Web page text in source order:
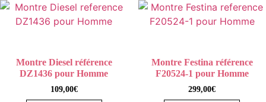
Acompte-Versement sur bijoux
vendus en magasin
Bague motifSolitaire marquise
navette en Or 750 / 1000 (18K)